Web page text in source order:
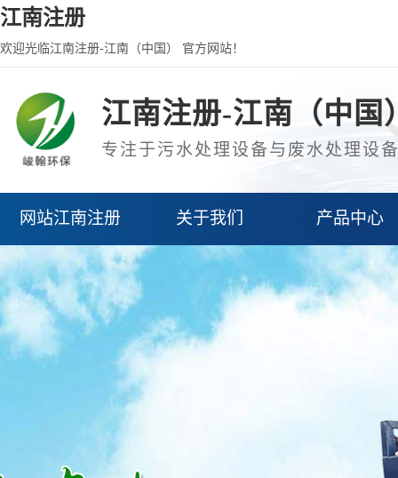
江南注册
欢迎光临江南注册-江南（中国） 官方网站！
江南注册-江南（中国
专注于污水处理设备与废水处理设
网站江南注册 关于我们 产品中心